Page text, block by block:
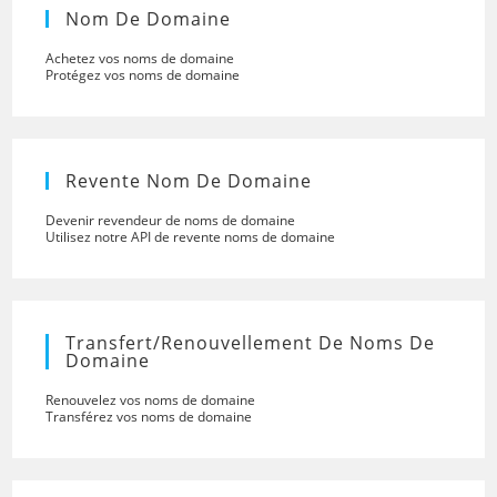
Nom De Domaine
Achetez vos noms de domaine
Protégez vos noms de domaine
Revente Nom De Domaine
Devenir revendeur de noms de domaine
Utilisez notre API de revente noms de domaine
Transfert/renouvellement De Noms De
Domaine
Renouvelez vos noms de domaine
Transférez vos noms de domaine